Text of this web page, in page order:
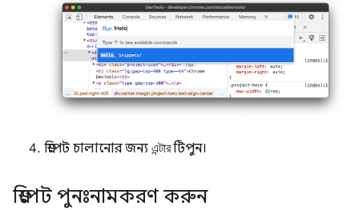
স্নিপেট চালানোর জন্য এন্টারটিপুন।
স্নিপেট পুনঃনামকরণ করুন